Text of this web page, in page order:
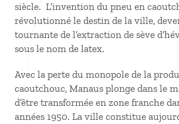
siècle. L’invention du pneu en
révolutionné le destin de la ville,
tournante de l’extraction de sève
sous le nom de latex.
Avec la perte du monopole de la
caoutchouc, Manaus plonge dans le
d’être transformée en zone franche
années 1950. La ville constitue